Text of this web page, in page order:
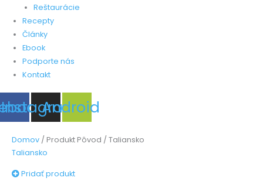
Reštaurácie
Recepty
Články
Ebook
Podporte nás
Kontakt
Instagram
Android
Domov / Produkt Pôvod / Taliansko
Taliansko
Pridať produkt